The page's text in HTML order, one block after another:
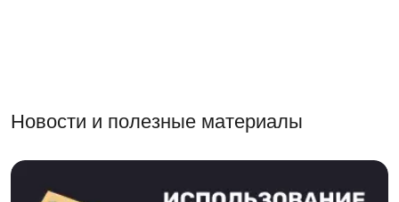
Новости и полезные материалы